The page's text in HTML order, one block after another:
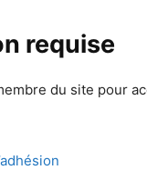
requise
du site pour